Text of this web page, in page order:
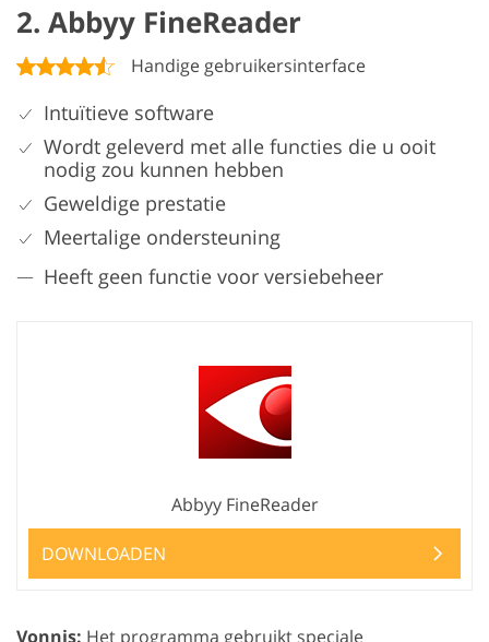
2. Abbyy FineReader
Handige gebruikersinterface
Intuïtieve software
Wordt geleverd met alle functies die u ooit
nodig zou kunnen hebben
Geweldige prestatie
Meertalige ondersteuning
Heeft geen functie voor versiebeheer
Abbyy FineReader
DOWNLOADEN
Vonnis: Het programma gebruikt speciale